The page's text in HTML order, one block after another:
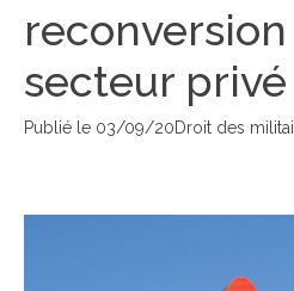
secteur privé
Publié le 03/09/20Droit des